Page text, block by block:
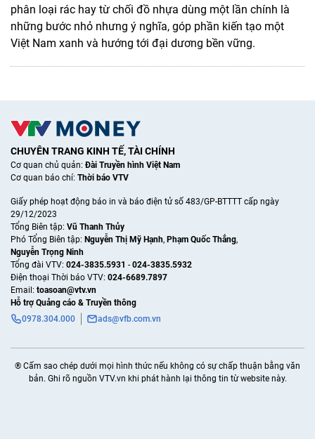
phân loại rác hay từ chối đồ nhựa dùng một lần chính là
những bước nhỏ nhưng ý nghĩa, góp phần kiến tạo một
Việt Nam xanh và hướng tới đại dương bền vững.
CHUYÊN TRANG KINH TẾ, TÀI CHÍNH
Cơ quan chủ quản:Đài Truyền hình Việt Nam
Cơ quan báo chí: Thời báo VTV
Giấy phép hoạt động báo in và báo điện tử số 483/GP-BTTTT cấp ngày
29/12/2023
Tổng Biên tập: Vũ Thanh Thủy
Phó Tổng Biên tập: Nguyễn Thị Mỹ Hạnh, Phạm Quốc Thắng,
Nguyễn Trọng Ninh
Tổng đài VTV: 024-3835.5931 - 024-3835.5932
Ðiện thoại Thời báo VTV: 024-6689.7897
Email: toasoan@vtv.vn
Hỗ trợ Quảng cáo & Truyền thông
0978.304.000
ads@vfb.com.vn
® Cấm sao chép dưới mọi hình thức nếu không có sự chấp thuận bằng văn
bản. Ghi rõ nguồn VTV.vn khi phát hành lại thông tin từ website này.